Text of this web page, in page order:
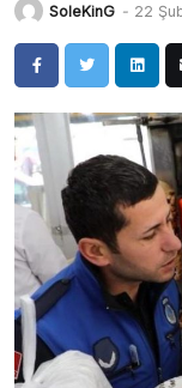
SoleKinG - 22